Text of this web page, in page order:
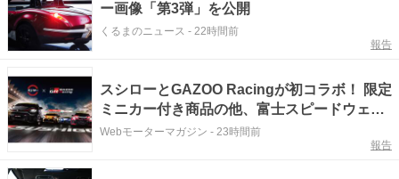
ー画像「第3弾」を公開
くるまのニュース - 22時間前
報告
スシローとGAZOO Racingが初コラボ！ 限定
ミニカー付き商品の他、富士スピードウェイ
のイベント体験があたる抽選企画などを展開
Webモーターマガジン - 23時間前
報告